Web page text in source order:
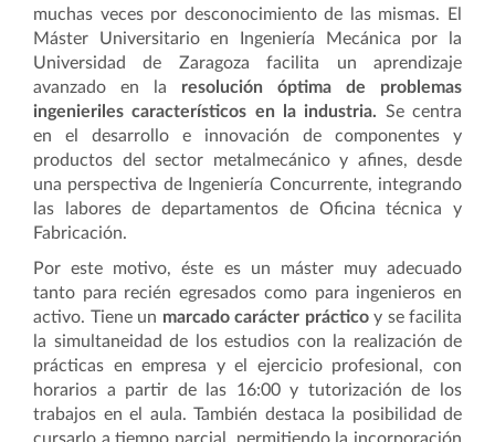
muchas veces por desconocimiento de las mismas. El
Máster Universitario en Ingeniería Mecánica por la
Universidad de Zaragoza facilita un aprendizaje
avanzado en la resolución óptima de problemas
ingenieriles característicos en la industria. Se centra
en el desarrollo e innovación de componentes y
productos del sector metalmecánico y afines, desde
una perspectiva de Ingeniería Concurrente, integrando
las labores de departamentos de Oficina técnica y
Fabricación.
Por este motivo, éste es un máster muy adecuado
tanto para recién egresados como para ingenieros en
activo. Tiene un marcado carácter prácticoy se facilita
la simultaneidad de los estudios con la realización de
prácticas en empresa y el ejercicio profesional, con
horarios a partir de las 16:00 y tutorización de los
trabajos en el aula. También destaca la posibilidad de